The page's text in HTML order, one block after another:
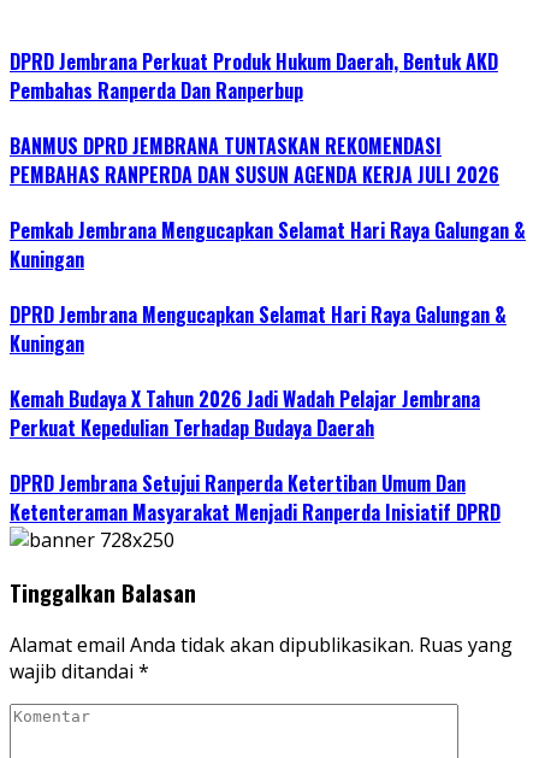
DPRD Jembrana Perkuat Produk Hukum Daerah, Bentuk AKD
Pembahas Ranperda Dan Ranperbup
BANMUS DPRD JEMBRANA TUNTASKAN REKOMENDASI
PEMBAHAS RANPERDA DAN SUSUN AGENDA KERJA JULI 2026
Pemkab Jembrana Mengucapkan Selamat Hari Raya Galungan &
Kuningan
DPRD Jembrana Mengucapkan Selamat Hari Raya Galungan &
Kuningan
Kemah Budaya X Tahun 2026 Jadi Wadah Pelajar Jembrana
Perkuat Kepedulian Terhadap Budaya Daerah
DPRD Jembrana Setujui Ranperda Ketertiban Umum Dan
Ketenteraman Masyarakat Menjadi Ranperda Inisiatif DPRD
Tinggalkan Balasan
Alamat email Anda tidak akan dipublikasikan. Ruas yang
wajib ditandai *